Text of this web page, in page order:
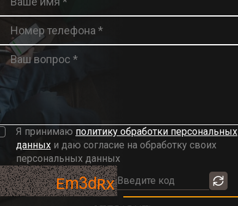
Я принимаю политику обработки персональных
данных и даю согласие на обработку своих
персональных данных